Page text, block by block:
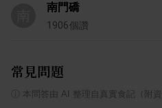
南門礄
1906個讚
常見問題
本問答由 AI 整理自真實食記（附資